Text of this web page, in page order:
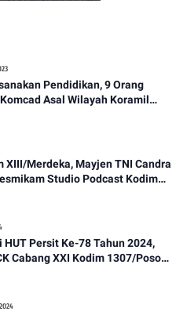
Pendidikan, 9 Orang
Asal Wilayah Koramil
XIII/Merdeka, Mayjen TNI Candra
Studio Podcast Kodim
Persit Ke-78 Tahun 2024,
Cabang XXI Kodim 1307/Poso